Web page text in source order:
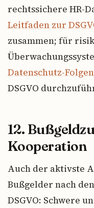
rechtssichere HR-
Leitfaden zur
zusammen; für
Datenschutz-
DSGVO
12.
Kooperation
Auch der aktivste
Bußgelder nach
DSGVO: Schwere